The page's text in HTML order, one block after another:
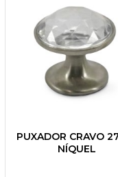
PUXADOR CRAVO
NÍQUEL